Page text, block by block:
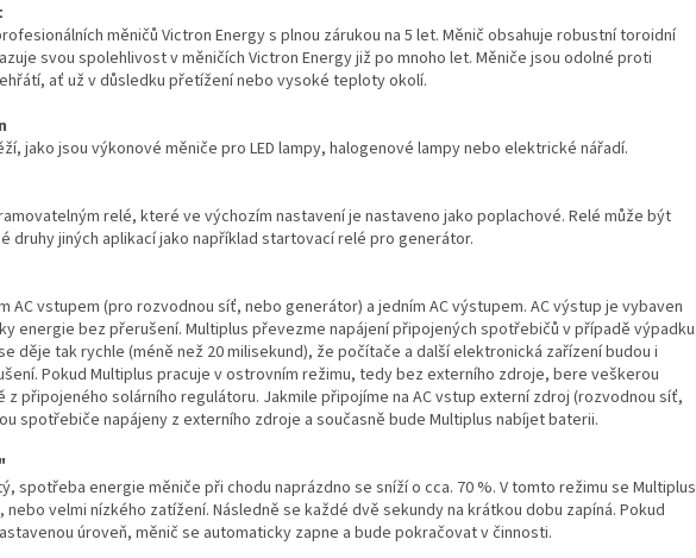
měničů Victron Energy s plnou zárukou na 5 let. Měnič obsahuje robustní toroidní
svou spolehlivost v měničích Victron Energy již po mnoho let. Měniče jsou odolné proti
ať už v důsledku přetížení nebo vysoké teploty okolí.
jako jsou výkonové měniče pro LED lampy, halogenové lampy nebo elektrické nářadí.
relé, které ve výchozím nastavení je nastaveno jako poplachové. Relé může být
druhy jiných aplikací jako například startovací relé pro generátor.
AC vstupem (pro rozvodnou síť, nebo generátor) a jedním AC výstupem. AC výstup je vybaven
energie bez přerušení. Multiplus převezme napájení připojených spotřebičů v případě výpadku
děje tak rychle (méně než 20 milisekund), že počítače a další elektronická zařízení budou i
Pokud Multiplus pracuje v ostrovním režimu, tedy bez externího zdroje, bere veškerou
připojeného solárního regulátoru. Jakmile připojíme na AC vstup externí zdroj (rozvodnou síť,
spotřebiče napájeny z externího zdroje a současně bude Multiplus nabíjet baterii.
spotřeba energie měniče při chodu naprázdno se sníží o cca. 70 %. V tomto režimu se Multiplus
velmi nízkého zatížení. Následně se každé dvě sekundy na krátkou dobu zapíná. Pokud
úroveň, měnič se automaticky zapne a bude pokračovat v činnosti.